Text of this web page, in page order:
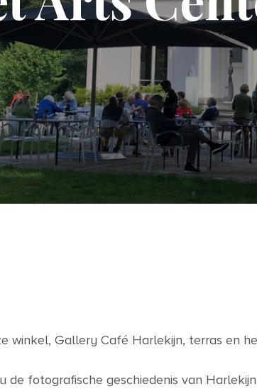
winkel, Gallery Café Harlekijn, terras en
de fotografische geschiedenis van